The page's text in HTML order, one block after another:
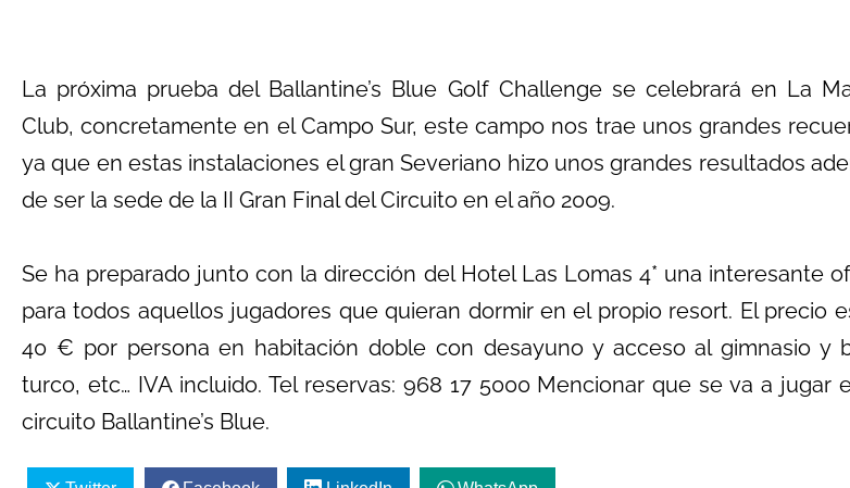
La próxima prueba del Ballantine’s Blue Golf Challenge se celebrará en La
Club, concretamente en el Campo Sur, este campo nos trae unos grandes
ya que en estas instalaciones el gran Severiano hizo unos grandes resultados
de ser la sede de la II Gran Final del Circuito en el año 2009.
Se ha preparado junto con la dirección del Hotel Las Lomas 4* una interesante
para todos aquellos jugadores que quieran dormir en el propio resort. El precio
40 € por persona en habitación doble con desayuno y acceso al gimnasio y
turco, etc… IVA incluido. Tel reservas: 968 17 5000 Mencionar que se va a jugar
circuito Ballantine’s Blue.